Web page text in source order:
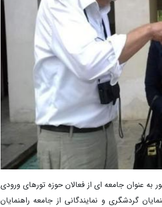
به عنوان جامعه ای از فعالان حوزه تورهای ورودی
گردشگری و نمایندگانی از جامعه راهنمایان